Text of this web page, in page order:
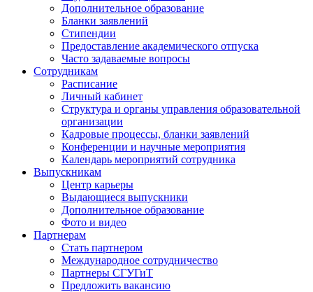
Дополнительное образование
Бланки заявлений
Стипендии
Предоставление академического отпуска
Часто задаваемые вопросы
Сотрудникам
Расписание
Личный кабинет
Структура и органы управления образовательной
организации
Кадровые процессы, бланки заявлений
Конференции и научные мероприятия
Календарь мероприятий сотрудника
Выпускникам
Центр карьеры
Выдающиеся выпускники
Дополнительное образование
Фото и видео
Партнерам
Стать партнером
Международное сотрудничество
Партнеры СГУГиТ
Предложить вакансию